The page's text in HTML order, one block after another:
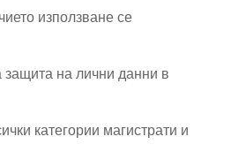
използване се
на лични данни в
категории магистрати и